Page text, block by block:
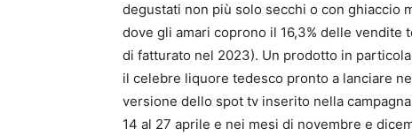
degustati non più solo secchi o con ghiaccio
dove gli amari coprono il 16,3% delle
di fatturato nel 2023). Un prodotto in
il celebre liquore tedesco pronto a lanciare
versione dello spot tv inserito nella
14 al 27 aprile e nei mesi di novembre e